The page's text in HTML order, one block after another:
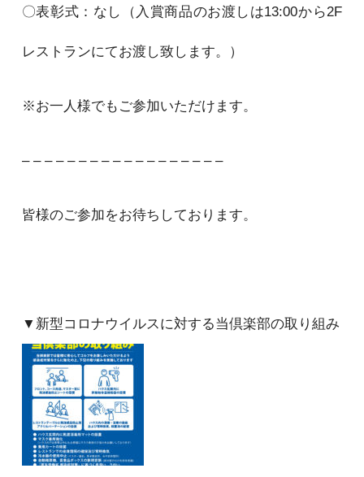
〇表彰式：なし（入賞商品のお渡しは13:00から2F
レストランにてお渡し致します。）
※お一人様でもご参加いただけます。
– – – – – – – – – – – – – – – – – –
皆様のご参加をお待ちしております。
▼新型コロナウイルスに対する当倶楽部の取り組み